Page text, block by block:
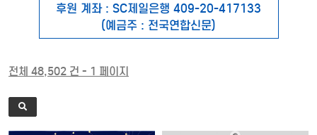
후원 계좌 : SC제일은행 409-20-417133
(예금주 : 전국연합신문)
전체 48,502 건 - 1 페이지